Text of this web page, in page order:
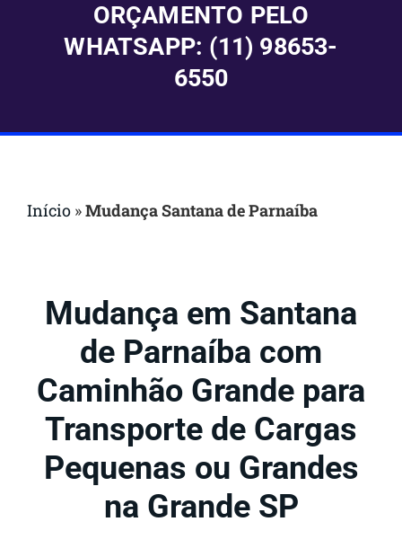
ORÇAMENTO PELO
WHATSAPP: (11) 98653-
6550
Início »Mudança Santana de Parnaíba
Mudança em Santana
de Parnaíba com
Caminhão Grande para
Transporte de Cargas
Pequenas ou Grandes
na Grande SP